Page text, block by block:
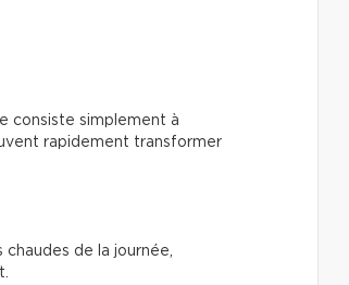
consiste simplement à
rapidement transformer
de la journée,